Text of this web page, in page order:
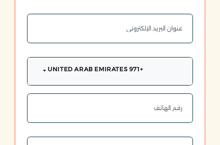
+971 UNITED ARAB EMIRATES